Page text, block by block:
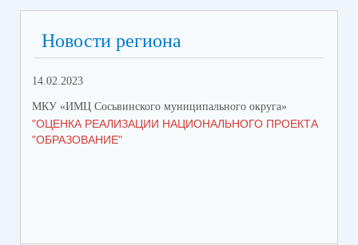
Новости региона
14.02.2023
МКУ «ИМЦ Сосьвинского муниципального округа»
"ОЦЕНКА РЕАЛИЗАЦИИ НАЦИОНАЛЬНОГО ПРОЕКТА
"ОБРАЗОВАНИЕ"